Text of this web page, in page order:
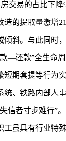
交易的占比下降
造的提取量激增
倾斜。与此同时
—还款”全生命周
期套提等行为实
统、铁路内部人
信者寸步难行”。
工虽具有行业特